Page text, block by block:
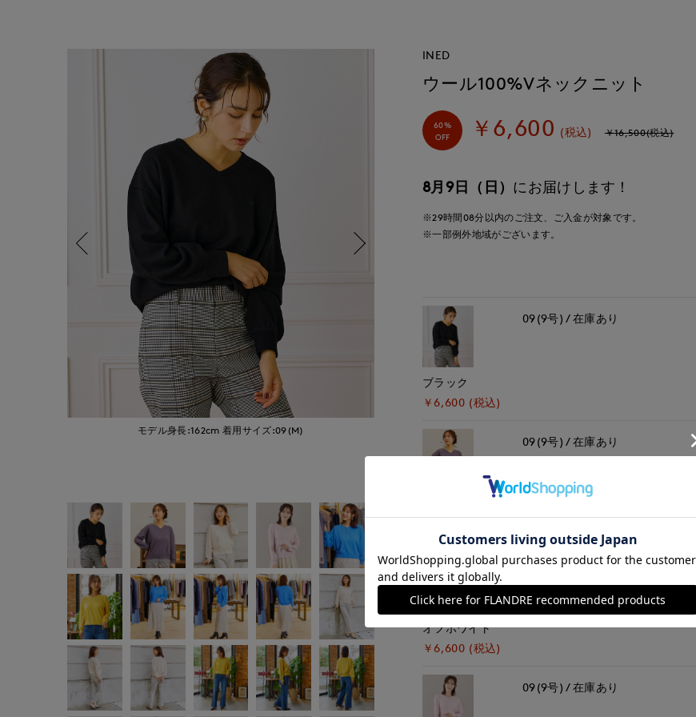
モデル身長:162cm 着用サイズ:09(M) モデル身長:167cm
INED
ウール100%Vネックニット
60%
OFF
￥6,600 (税込) ￥16,500(税込)
8月9日（日） にお届けします！
※29時間08分以内のご注文、ご入金が対象です。
※一部例外地域がございます。
ブラック
￥6,600 (税込)
09(9号) 在庫あり
09(9号) 在庫あり
オフホワイト
￥6,600 (税込)
09(9号) 在庫なし
09(9号) 在庫あり